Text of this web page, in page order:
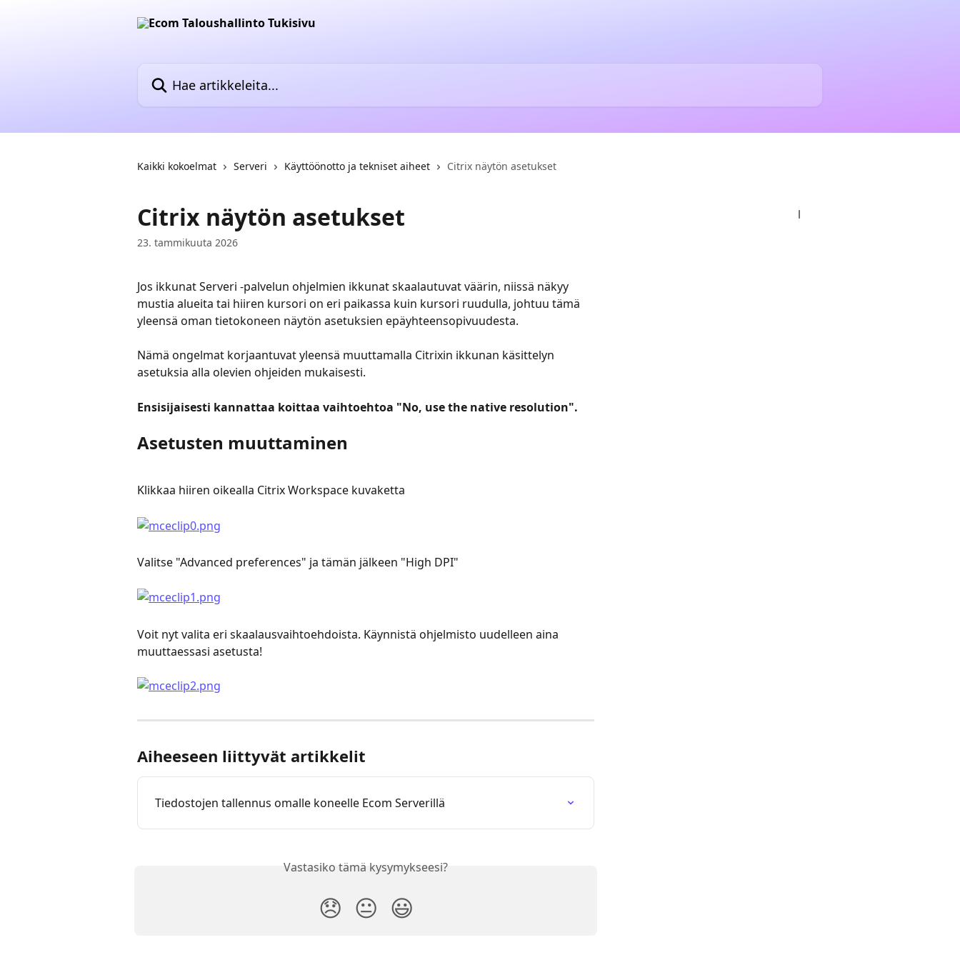
Kaikki kokoelmat Serveri Käyttöönotto ja tekniset aiheet Citrix näytön asetukset
Citrix näytön asetukset
23. tammikuuta 2026
Jos ikkunat Serveri -palvelun ohjelmien ikkunat skaalautuvat väärin, niissä näkyy
mustia alueita tai hiiren kursori on eri paikassa kuin kursori ruudulla, johtuu tämä
yleensä oman tietokoneen näytön asetuksien epäyhteensopivuudesta.
Nämä ongelmat korjaantuvat yleensä muuttamalla Citrixin ikkunan käsittelyn
asetuksia alla olevien ohjeiden mukaisesti.
Ensisijaisesti kannattaa koittaa vaihtoehtoa "No, use the native resolution".
Asetusten muuttaminen
Klikkaa hiiren oikealla Citrix Workspace kuvaketta
Valitse "Advanced preferences" ja tämän jälkeen "High DPI"
Voit nyt valita eri skaalausvaihtoehdoista. Käynnistä ohjelmisto uudelleen aina
muuttaessasi asetusta!
Aiheeseen liittyvät artikkelit
Tiedostojen tallennus omalle koneelle Ecom Serverillä
Vastasiko tämä kysymykseesi?
😞 😐 😃